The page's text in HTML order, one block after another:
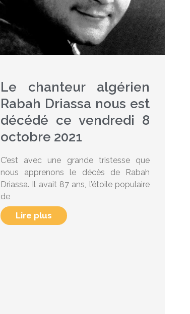
Le chanteur algérien
Rabah Driassa nous est
décédé ce vendredi 8
octobre 2021
C’est avec une grande tristesse que
nous apprenons le décès de Rabah
Driassa. Il avait 87 ans, l’étoile populaire
de
Lire plus